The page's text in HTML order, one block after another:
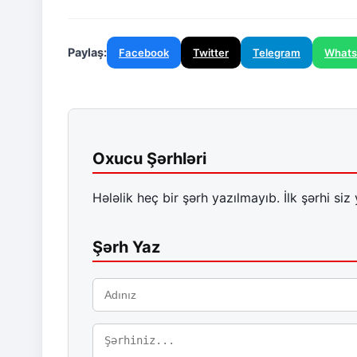
Paylaş: Facebook Twitter Telegram
Oxucu Şərhləri
Hələlik heç bir şərh yazılmayıb. İlk şərhi siz
Şərh Yaz